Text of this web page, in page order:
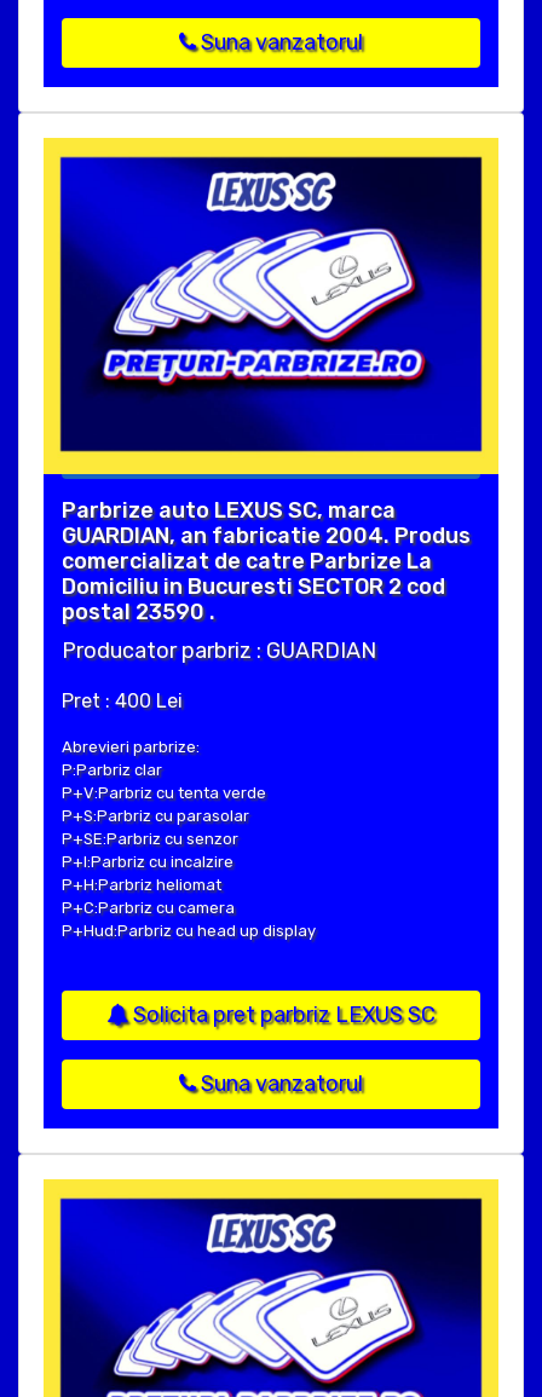
Suna vanzatorul
Parbrize auto LEXUS SC, marca
GUARDIAN, an fabricatie 2004. Produs
comercializat de catre Parbrize La
Domiciliu in Bucuresti SECTOR 2 cod
postal 23590 .
Producator parbriz : GUARDIAN
Pret : 400 Lei
Abrevieri parbrize:
P:Parbriz clar
P+V:Parbriz cu tenta verde
P+S:Parbriz cu parasolar
P+SE:Parbriz cu senzor
P+I:Parbriz cu incalzire
P+H:Parbriz heliomat
P+C:Parbriz cu camera
P+Hud:Parbriz cu head up display
Solicita pret parbriz LEXUS SC
Suna vanzatorul